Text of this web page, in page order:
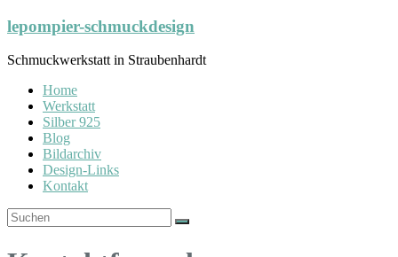
Zum
Inhalt
springen
lepompier-schmuckdesign
Schmuckwerkstatt in Straubenhardt
Home
Werkstatt
Silber 925
Blog
Bildarchiv
Design-Links
Kontakt